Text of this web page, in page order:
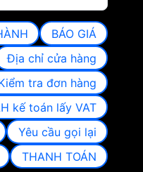
BÁO GIÁ
Địa chỉ cửa hàng
tra đơn hàng
kế toán lấy VAT
Yêu cầu gọi lại
THANH TOÁN